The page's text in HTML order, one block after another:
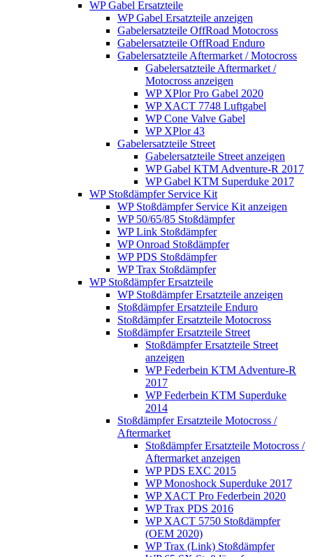
WP Gabel Ersatzteile
WP Gabel Ersatzteile anzeigen
Gabelersatzteile OffRoad Motocross
Gabelersatzteile OffRoad Enduro
Gabelersatzteile Aftermarket / Motocross
Gabelersatzteile Aftermarket /
Motocross anzeigen
WP XPlor Pro Gabel 2020
WP XACT 7748 Luftgabel
WP Cone Valve Gabel
WP XPlor 43
Gabelersatzteile Street
Gabelersatzteile Street anzeigen
WP Gabel KTM Adventure-R 2017
WP Gabel KTM Superduke 2017
WP Stoßdämpfer Service Kit
WP Stoßdämpfer Service Kit anzeigen
WP 50/65/85 Stoßdämpfer
WP Link Stoßdämpfer
WP Onroad Stoßdämpfer
WP PDS Stoßdämpfer
WP Trax Stoßdämpfer
WP Stoßdämpfer Ersatzteile
WP Stoßdämpfer Ersatzteile anzeigen
Stoßdämpfer Ersatzteile Enduro
Stoßdämpfer Ersatzteile Motocross
Stoßdämpfer Ersatzteile Street
Stoßdämpfer Ersatzteile Street
anzeigen
WP Federbein KTM Adventure-R
2017
WP Federbein KTM Superduke
2014
Stoßdämpfer Ersatzteile Motocross /
Aftermarket
Stoßdämpfer Ersatzteile Motocross /
Aftermarket anzeigen
WP PDS EXC 2015
WP Monoshock Superduke 2017
WP XACT Pro Federbein 2020
WP Trax PDS 2016
WP XACT 5750 Stoßdämpfer
(OEM 2020)
WP Trax (Link) Stoßdämpfer